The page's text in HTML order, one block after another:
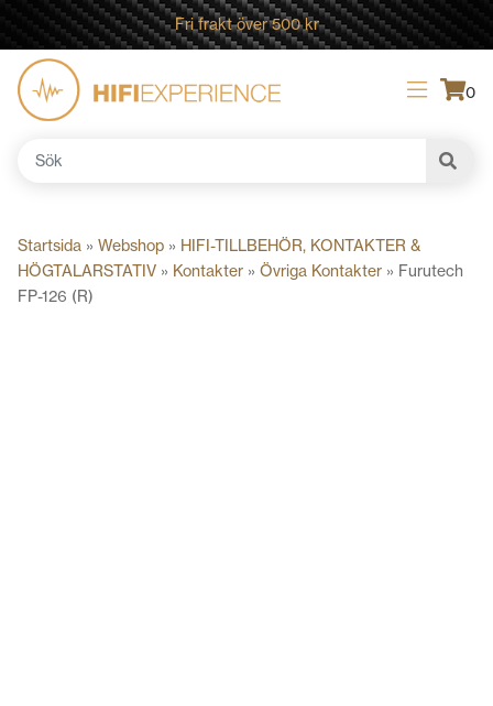
Fri frakt över 500 kr
0
Sök
Startsida » Webshop » HIFI-TILLBEHÖR, KONTAKTER &
HÖGTALARSTATIV » Kontakter » Övriga Kontakter » Furutech
FP-126 (R)